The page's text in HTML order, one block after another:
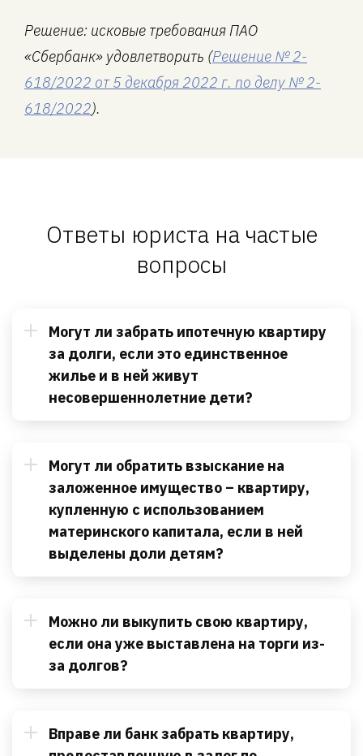
Решение: исковые требования ПАО
«Сбербанк» удовлетворить (Решение № 2-
618/2022 от 5 декабря 2022 г. по делу № 2-
618/2022).
Ответы юриста на частые
вопросы
Могут ли забрать ипотечную квартиру
за долги, если это единственное
жилье и в ней живут
несовершеннолетние дети?
Могут ли обратить взыскание на
заложенное имущество – квартиру,
купленную с использованием
материнского капитала, если в ней
выделены доли детям?
Можно ли выкупить свою квартиру,
если она уже выставлена на торги из-
за долгов?
Вправе ли банк забрать квартиру,